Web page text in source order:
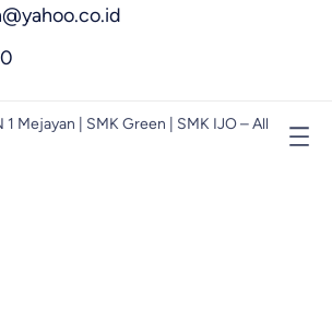
Mejayan | SMK Green | SMK IJO – All